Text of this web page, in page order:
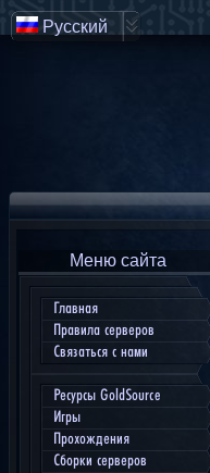
Меню сайта
Главная
Правила серверов
Связаться с нами
Ресурсы GoldSource
Игры
Прохождения
Сборки серверов
Русский